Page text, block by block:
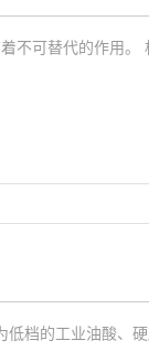
不可替代的作用。
档的工业油酸、